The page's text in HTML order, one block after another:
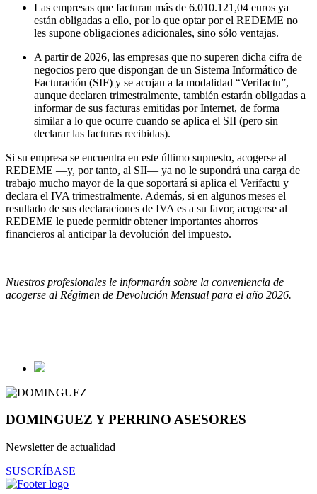
Las empresas que facturan más de 6.010.121,04 euros ya
están obligadas a ello, por lo que optar por el REDEME no
les supone obligaciones adicionales, sino sólo ventajas.
A partir de 2026, las empresas que no superen dicha cifra de
negocios pero que dispongan de un Sistema Informático de
Facturación (SIF) y se acojan a la modalidad “Verifactu”,
aunque declaren trimestralmente, también estarán obligadas a
informar de sus facturas emitidas por Internet, de forma
similar a lo que ocurre cuando se aplica el SII (pero sin
declarar las facturas recibidas).
Si su empresa se encuentra en este último supuesto, acogerse al
REDEME —y, por tanto, al SII— ya no le supondrá una carga de
trabajo mucho mayor de la que soportará si aplica el Verifactu y
declara el IVA trimestralmente. Además, si en algunos meses el
resultado de sus declaraciones de IVA es a su favor, acogerse al
REDEME le puede permitir obtener importantes ahorros
financieros al anticipar la devolución del impuesto.
Nuestros profesionales le informarán sobre la conveniencia de
acogerse al Régimen de Devolución Mensual para el año 2026.
DOMINGUEZ Y PERRINO ASESORES
Newsletter de actualidad
SUSCRÍBASE